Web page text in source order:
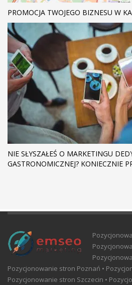
PROMOCJA TWOJEGO BIZNESU W
NIE SŁYSZAŁEŚ O MARKETINGU
GASTRONOMICZNEJ? KONIECZNIE
Pozycjonowanie stron Poznań •
Pozycjonowanie stron Szczecin •